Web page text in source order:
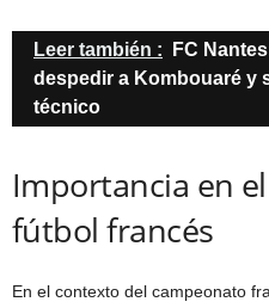
Leer también :
FC
despedir a Kombouaré y
técnico
Importancia en
fútbol francés
En el contexto del campeonato